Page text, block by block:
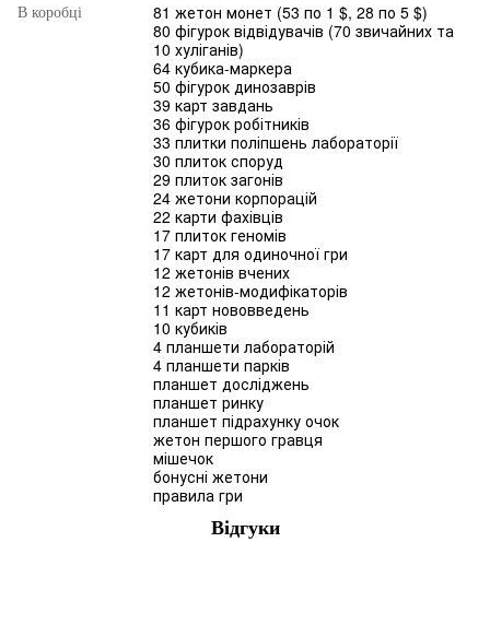
В коробці
81 жетон монет (53 по 1 $, 28 по 5 $)
80 фігурок відвідувачів (70 звичайних та
10 хуліганів)
64 кубика-маркера
50 фігурок динозаврів
39 карт завдань
36 фігурок робітників
33 плитки поліпшень лабораторії
30 плиток споруд
29 плиток загонів
24 жетони корпорацій
22 карти фахівців
17 плиток геномів
17 карт для одиночної гри
12 жетонів вчених
12 жетонів-модифікаторів
11 карт нововведень
10 кубиків
4 планшети лабораторій
4 планшети парків
планшет досліджень
планшет ринку
планшет підрахунку очок
жетон першого гравця
мішечок
бонусні жетони
правила гри
Відгуки